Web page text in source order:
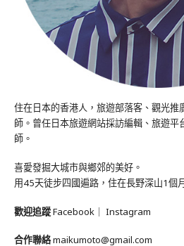
住在日本的香港人，旅遊部落客、觀光推
師。曾任日本旅遊網站採訪編輯、旅遊平
師。
喜愛發掘大城市與鄉郊的美好。
用45天徒步四國遍路，住在長野深山1個
歡迎追蹤Facebook ｜ Instagram
合作聯絡maikumoto@gmail.com